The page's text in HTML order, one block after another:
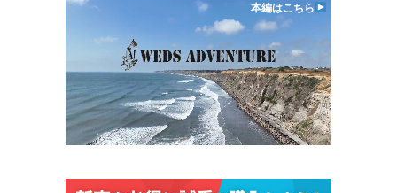
本編はこちら